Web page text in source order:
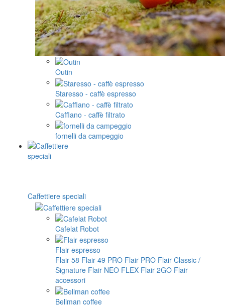
Outin
Staresso - caffè espresso
Cafflano - caffè filtrato
fornelli da campeggio
Caffettiere speciali
Cafelat Robot
Flair espresso
Flair 58 Flair 49 PRO Flair PRO Flair Classic /
Signature Flair NEO FLEX Flair 2GO Flair
accessori
Bellman coffee